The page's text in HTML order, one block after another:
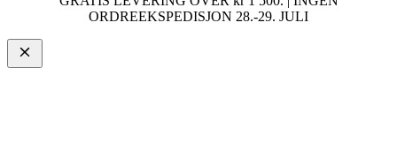
ORDREEKSPEDISJON 28.-29. JULI